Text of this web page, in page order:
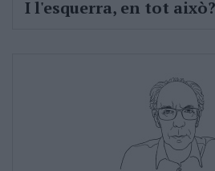
I l'esquerra, en tot això?